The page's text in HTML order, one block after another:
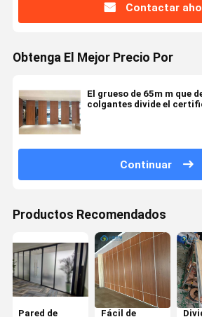
Contactar
Obtenga El Mejor Precio Por
El grueso de 65m m que
colgantes divide el
Continuar
Productos Recomendados
Pared de Fácil de